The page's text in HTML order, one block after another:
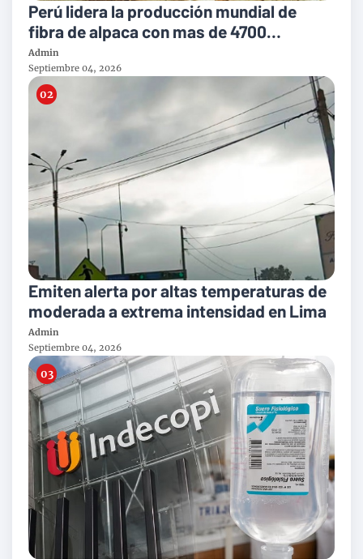
Perú lidera la producción mundial de
fibra de alpaca con mas de 4700
toneladas al año
Admin
Septiembre 04, 2026
Emiten alerta por altas temperaturas de
moderada a extrema intensidad en Lima
Admin
Septiembre 04, 2026